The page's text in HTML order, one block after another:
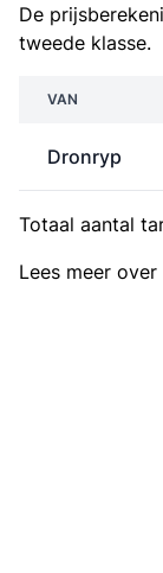
De
tweede klasse.
VAN
Dronryp
Totaal aantal
Lees meer over